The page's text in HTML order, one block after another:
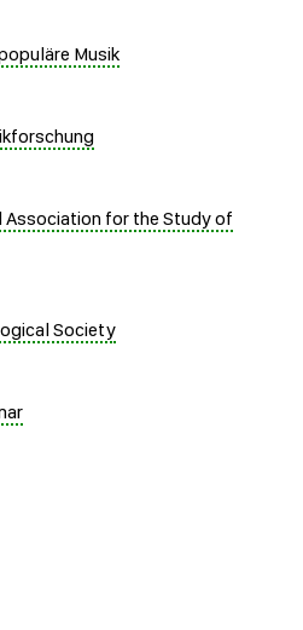
Musik
Association for the Study of
Society